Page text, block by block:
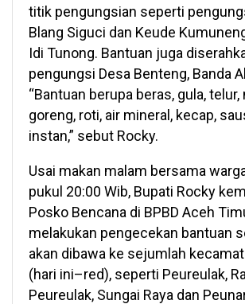
titik pengungsian seperti
Blang Siguci dan Keude
Idi Tunong. Bantuan juga
pengungsi Desa Benteng, Banda
“Bantuan berupa beras, gula,
goreng, roti, air mineral, kecap,
instan,” sebut Rocky.
Usai makan malam bersama
pukul 20:00 Wib, Bupati Rocky
Posko Bencana di BPBD Aceh
melakukan pengecekan bantuan
akan dibawa ke sejumlah
(hari ini–red), seperti Peureulak,
Peureulak, Sungai Raya dan